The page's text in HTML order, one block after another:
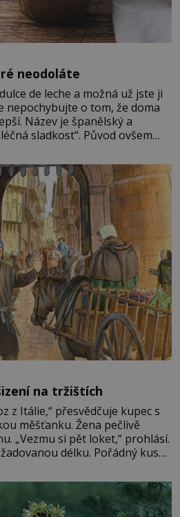
neodoláte
de leche a možná už jste ji
nepochybujte o tom, že doma
Název je španělský a
sladkost“. Původ ovšem
zemí a k tomu
na tržištích
z Itálie,“ přesvědčuje kupec s
měšťanku. Žena pečlivě
„Vezmu si pět loket,“ prohlásí.
délku. Pořádný kus
sukni,“ zhodnotí švadlena
„Ošidili vás, podívejte.“